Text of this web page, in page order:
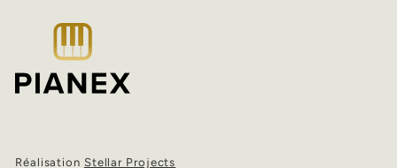
Réalisation Stellar Projects